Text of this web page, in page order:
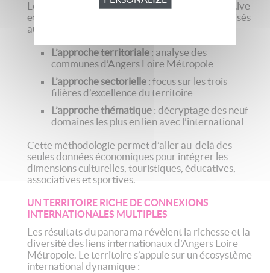
Le diagnostic repose sur une approche quantitative
et qualitative, mobilisant
organisés
au tour d’une triple grille de lecture :
L’approche territoriale : analyse des
communes d’Angers Loire Métropole
L’approche sectorielle : focus sur les trois
filières d’excellence du territoire
L’approche thématique : décryptage des neuf
domaines les plus en lien avec l’international
Cette méthodologie permet d’aller au-delà des
seules données économiques pour intégrer les
dimensions culturelles, touristiques, éducatives,
associatives et sportives.
UN TERRITOIRE RICHE DE CONNEXIONS
INTERNATIONALES MULTIPLES
Les résultats du panorama révèlent la richesse et la
diversité des liens internationaux d’Angers Loire
Métropole. Le territoire s’appuie sur un écosystème
international dynamique :